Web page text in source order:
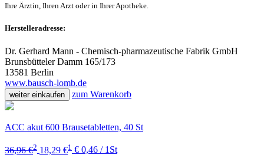
Ihre Ärztin, Ihren Arzt oder in Ihrer Apotheke.
Herstelleradresse:
Dr. Gerhard Mann - Chemisch-pharmazeutische Fabrik GmbH
Brunsbütteler Damm 165/173
13581 Berlin
www.bausch-lomb.de
weiter einkaufen zum Warenkorb
ACC akut 600 Brausetabletten, 40 St
36,96 €2 18,29 €1 € 0,46 / 1St